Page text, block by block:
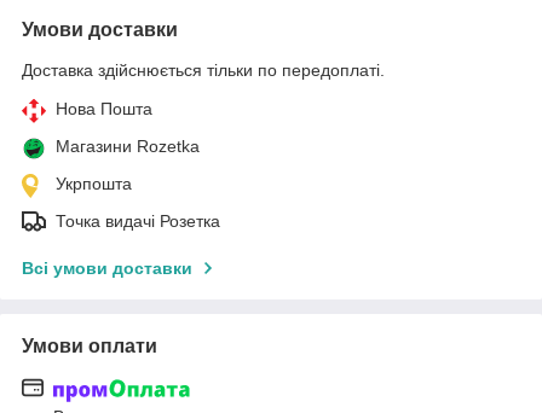
Умови доставки
Доставка здійснюється тільки по передоплаті.
Нова Пошта
Магазини Rozetka
Укрпошта
Точка видачі Розетка
Всі умови доставки
Умови оплати